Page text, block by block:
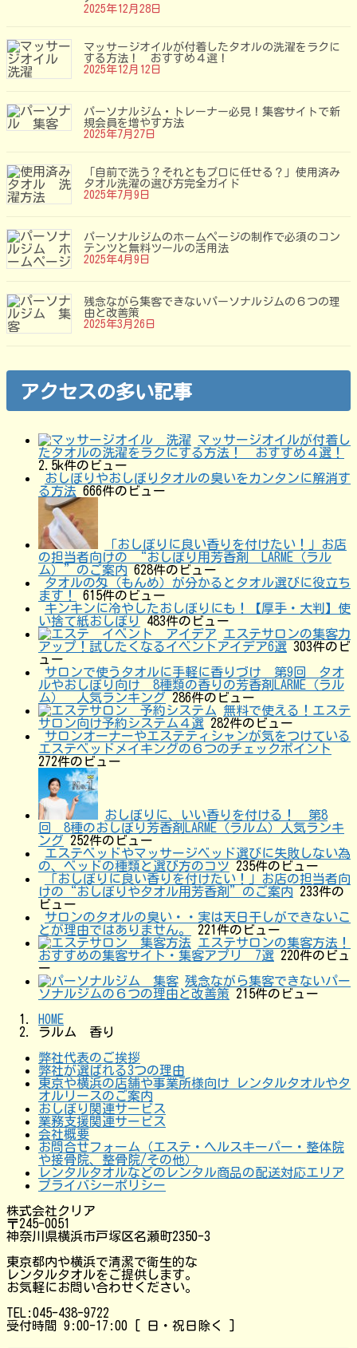
2025年12月28日
マッサージオイルが付着したタオルの洗濯をラクに
する方法！ おすすめ４選！
2025年12月12日
パーソナルジム・トレーナー必見！集客サイトで新
規会員を増やす方法
2025年7月27日
「自前で洗う？それともプロに任せる？」使用済み
タオル洗濯の選び方完全ガイド
2025年7月9日
パーソナルジムのホームページの制作で必須のコン
テンツと無料ツールの活用法
2025年4月9日
残念ながら集客できないパーソナルジムの６つの理
由と改善策
2025年3月26日
アクセスの多い記事
マッサージオイルが付着し
たタオルの洗濯をラクにする方法！ おすすめ４選！
2.5k件のビュー
おしぼりやおしぼりタオルの臭いをカンタンに解消す
る方法 666件のビュー
「おしぼりに良い香りを付けたい！」お店
の担当者向けの “おしぼり用芳香剤 LARME（ラル
ム）”のご案内 628件のビュー
タオルの匁（もんめ）が分かるとタオル選びに役立ち
ます！
615件のビュー
キンキンに冷やしたおしぼりにも！【厚手・大判】使
い捨て紙おしぼり
483件のビュー
エステサロンの集客力
アップ！試したくなるイベントアイデア6選 303件のビ
ュー
サロンで使うタオルに手軽に香りづけ 第9回 タオ
ルやおしぼり向け 8種類の香りの芳香剤LARME（ラル
ム） 人気ランキング
286件のビュー
無料で使える！エステ
サロン向け予約システム４選
282件のビュー
サロンオーナーやエステティシャンが気をつけている
エステベッドメイキングの６つのチェックポイント
272件のビュー
おしぼりに、いい香りを付ける！ 第8
回 8種のおしぼり芳香剤LARME（ラルム）人気ランキ
ング
252件のビュー
エステベッドやマッサージベッド選びに失敗しない為
の、ベッドの種類と選び方のコツ
235件のビュー
「おしぼりに良い香りを付けたい！」お店の担当者向
けの“おしぼりやタオル用芳香剤”のご案内
233件の
ビュー
サロンのタオルの臭い・・実は天日干しができないこ
とが理由ではありません。
221件のビュー
エステサロンの集客方法！
おすすめの集客サイト・集客アプリ 7選
220件のビュ
ー
残念ながら集客できないパー
ソナルジムの６つの理由と改善策
215件のビュー
HOME
ラルム 香り
弊社代表のご挨拶
弊社が選ばれる3つの理由
東京や横浜の店舗や事業所様向け レンタルタオルやタ
オルリースのご案内
おしぼり関連サービス
業務支援関連サービス
会社概要
お問合せフォーム（エステ・ヘルスキーパー・整体院
や接骨院、整骨院/その他）
レンタルタオルなどのレンタル商品の配送対応エリア
プライバシーポリシー
株式会社クリア
〒245-0051
神奈川県横浜市戸塚区名瀬町2350-3
東京都内や横浜で清潔で衛生的な
レンタルタオルをご提供します。
お気軽にお問い合わせください。
TEL:045-438-9722
受付時間 9:00-17:00 [ 日・祝日除く ]